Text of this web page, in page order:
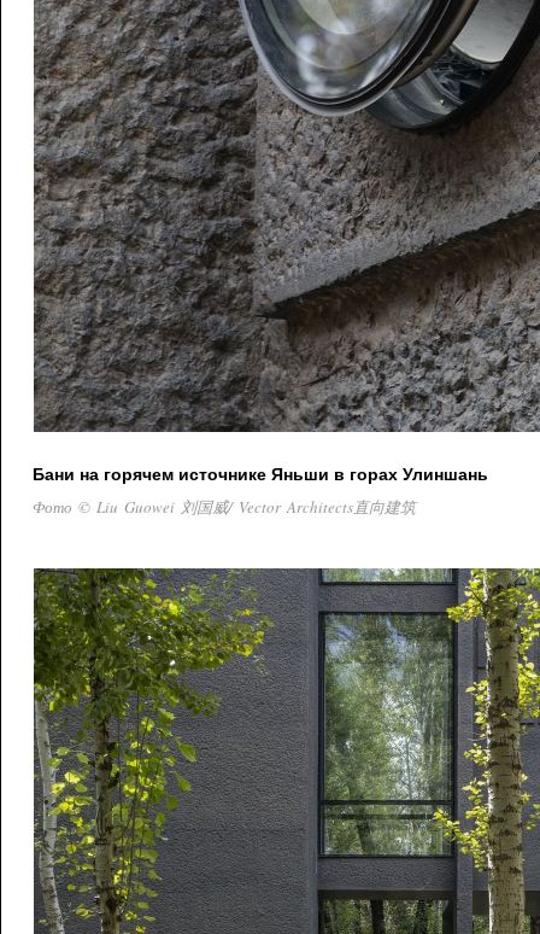
Бани на горячем источнике Яньши в горах Улиншань
Фото © Liu Guowei 刘国威/ Vector Architects直向建筑